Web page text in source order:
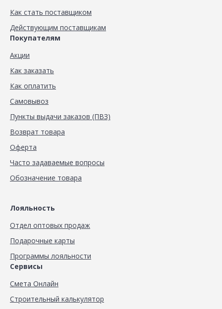
Как стать поставщиком
Действующим поставщикам
Покупателям
Акции
Как заказать
Как оплатить
Самовывоз
Пункты выдачи заказов (ПВЗ)
Возврат товара
Оферта
Часто задаваемые вопросы
Обозначение товара
Лояльность
Отдел оптовых продаж
Подарочные карты
Программы лояльности
Сервисы
Смета Онлайн
Строительный калькулятор